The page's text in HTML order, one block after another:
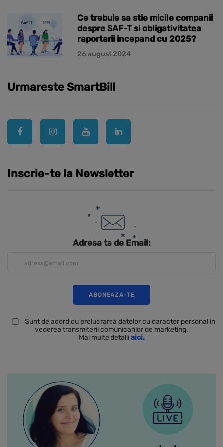
Ce trebuie sa stie micile companii
despre SAF-T si obligativitatea
raportarii incepand cu 2025?
26 august 2024
Urmareste SmartBill
Inscrie-te la Newsletter
Adresa ta de Email:
Sunt de acord cu prelucrarea datelor cu caracter personal in
vederea transmiterii comunicarilor de marketing.
Mai multe detaliiaici.